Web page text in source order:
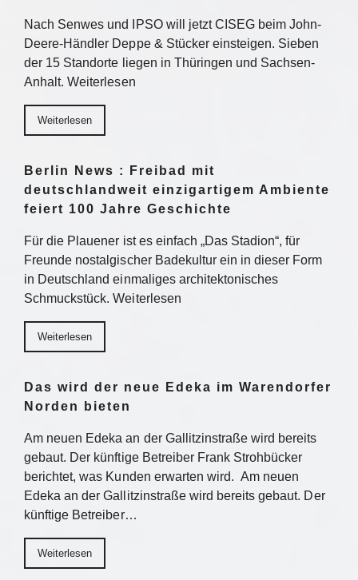
Nach Senwes und IPSO will jetzt CISEG beim John-
Deere-Händler Deppe & Stücker einsteigen. Sieben
der 15 Standorte liegen in Thüringen und Sachsen-
Anhalt. Weiterlesen
Weiterlesen
Berlin News : Freibad mit
deutschlandweit einzigartigem Ambiente
feiert 100 Jahre Geschichte
Für die Plauener ist es einfach „Das Stadion“, für
Freunde nostalgischer Badekultur ein in dieser Form
in Deutschland einmaliges architektonisches
Schmuckstück. Weiterlesen
Weiterlesen
Das wird der neue Edeka im Warendorfer
Norden bieten
Am neuen Edeka an der Gallitzinstraße wird bereits
gebaut. Der künftige Betreiber Frank Strohbücker
berichtet, was Kunden erwarten wird. Am neuen
Edeka an der Gallitzinstraße wird bereits gebaut. Der
künftige Betreiber…
Weiterlesen